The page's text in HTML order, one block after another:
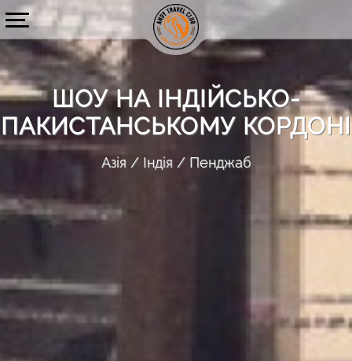
ШОУ НА ІНДІЙСЬКО-
ПАКИСТАНСЬКОМУ КОРДОНІ
Азія Індія Пенджаб